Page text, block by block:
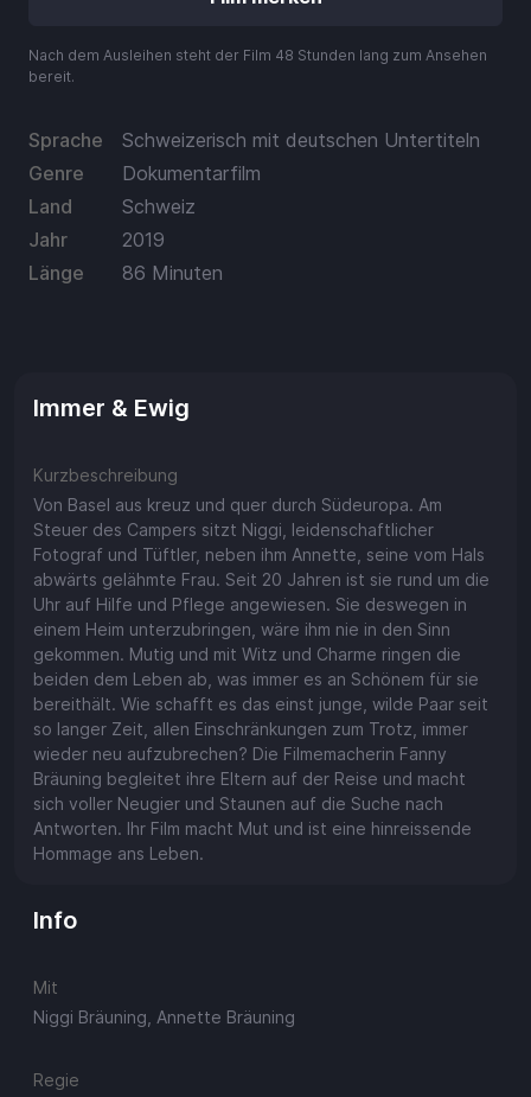
Einlösen
Nach dem Ausleihen steht der Film 48 Stunden lang zum Ansehen
bereit.
Sprache
Schweizerisch mit deutschen Untertiteln
Genre
Dokumentarfilm
Land
Schweiz
Jahr
2019
Länge
86 Minuten
Immer & Ewig
Kurzbeschreibung
Von Basel aus kreuz und quer durch Südeuropa. Am
Steuer des Campers sitzt Niggi, leidenschaftlicher
Fotograf und Tüftler, neben ihm Annette, seine vom Hals
abwärts gelähmte Frau. Seit 20 Jahren ist sie rund um die
Uhr auf Hilfe und Pflege angewiesen. Sie deswegen in
einem Heim unterzubringen, wäre ihm nie in den Sinn
gekommen. Mutig und mit Witz und Charme ringen die
beiden dem Leben ab, was immer es an Schönem für sie
bereithält. Wie schafft es das einst junge, wilde Paar seit
so langer Zeit, allen Einschränkungen zum Trotz, immer
wieder neu aufzubrechen? Die Filmemacherin Fanny
Bräuning begleitet ihre Eltern auf der Reise und macht
sich voller Neugier und Staunen auf die Suche nach
Antworten. Ihr Film macht Mut und ist eine hinreissende
Hommage ans Leben.
Info
Mit
Niggi Bräuning, Annette Bräuning
Regie